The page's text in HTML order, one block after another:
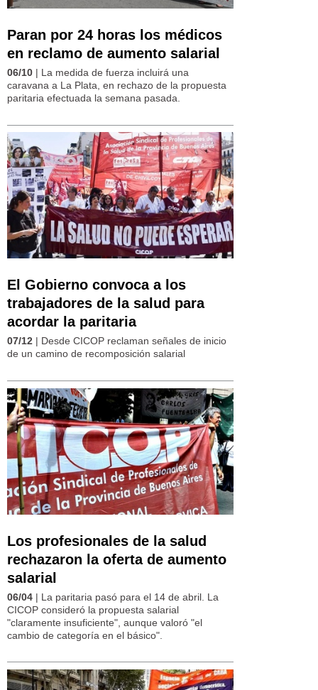
Paran por 24 horas los médicos
en reclamo de aumento salarial
06/10 | La medida de fuerza incluirá una
caravana a La Plata, en rechazo de la propuesta
paritaria efectuada la semana pasada.
El Gobierno convoca a los
trabajadores de la salud para
acordar la paritaria
07/12 | Desde CICOP reclaman señales de inicio
de un camino de recomposición salarial
Los profesionales de la salud
rechazaron la oferta de aumento
salarial
06/04 | La paritaria pasó para el 14 de abril. La
CICOP consideró la propuesta salarial
"claramente insuficiente", aunque valoró "el
cambio de categoría en el básico".